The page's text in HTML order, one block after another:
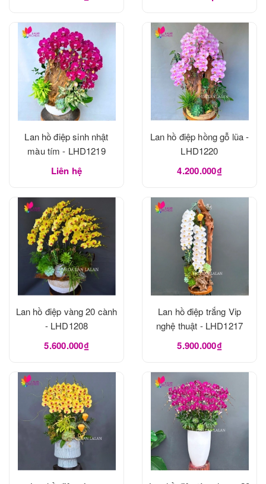
Lan hồ điệp sinh nhật
màu tím - LHD1219
Liên hệ
Lan hồ điệp hồng gỗ lũa -
LHD1220
4.200.000₫
Lan hồ điệp vàng 20 cành
- LHD1208
5.600.000₫
Lan hồ điệp trắng Vip
nghệ thuật - LHD1217
5.900.000₫